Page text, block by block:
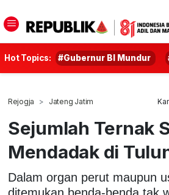
Hot Topics: #Gubernur BI Mundur
Rejogja Jateng Jatim
Sejumlah Ternak
Mendadak di
Dalam organ perut maupun
ditemukan benda-benda tak